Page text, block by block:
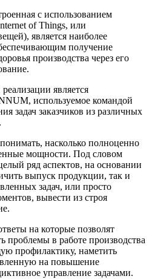
с использованием
of Things, или
является наиболее
получение
производства через его
является
используемое командой
задач заказчиков из различных
насколько полноценно
мощности. Под словом
ряд аспектов, на основании
выпуск продукции, так и
задач, или просто
вывести из строя
на которые позволят
проблемы в работе производства
профилактику, наметить
на повышение
управление задачами.